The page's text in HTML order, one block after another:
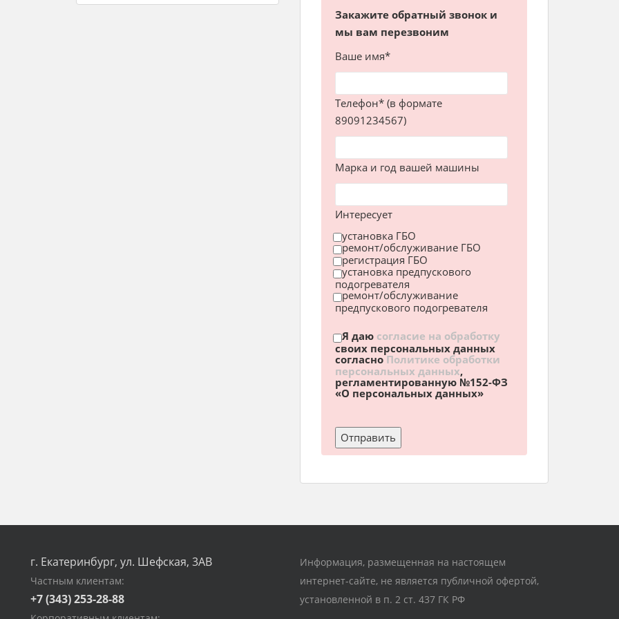
Закажите обратный звонок и
мы вам перезвоним
Ваше имя*
Телефон* (в формате
89091234567)
Марка и год вашей машины
Интересует
установка ГБО
ремонт/обслуживание ГБО
регистрация ГБО
установка предпускового
подогревателя
ремонт/обслуживание
предпускового подогревателя
Я даю согласие на обработку
своих персональных данных
согласноПолитике обработки
персональных данных,
регламентированную №152-ФЗ
«О персональных данных»
г. Екатеринбург, ул. Шефская, 3АВ
Частным клиентам:
+7 (343) 253-28-88
Информация, размещенная на настоящем
интернет-сайте, не является публичной офертой,
установленной в п. 2 ст. 437 ГК РФ